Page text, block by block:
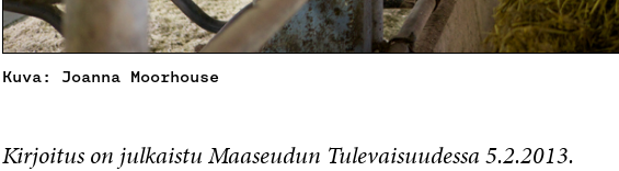
Kuva: Joanna Moorhouse
Kirjoitus on julkaistu Maaseudun Tulevaisuudessa 5.2.2013.